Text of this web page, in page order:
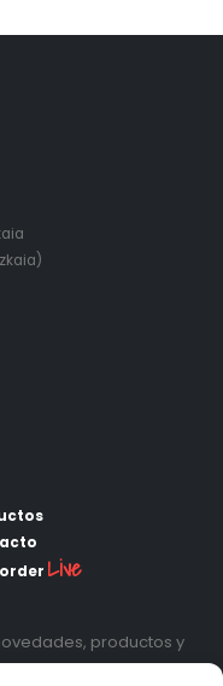
Live
productos y
electrónico y